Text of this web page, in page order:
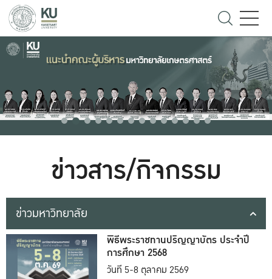
ข่าวสาร/กิจกรรม
ข่าวมหาวิทยาลัย
พิธีพระราชทานปริญญาบัตร ประจำปี
การศึกษา 2568
วันที่ 5-8 ตุลาคม 2569